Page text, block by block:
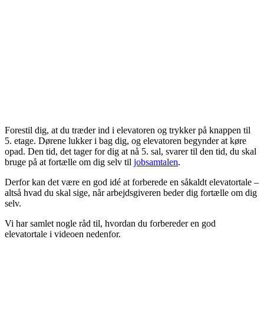
Forestil dig, at du træder ind i elevatoren og trykker på knappen til
5. etage. Dørene lukker i bag dig, og elevatoren begynder at køre
opad. Den tid, det tager for dig at nå 5. sal, svarer til den tid, du skal
bruge på at fortælle om dig selv til jobsamtalen.
Derfor kan det være en god idé at forberede en såkaldt elevatortale –
altså hvad du skal sige, når arbejdsgiveren beder dig fortælle om dig
selv.
Vi har samlet nogle råd til, hvordan du forbereder en god
elevatortale i videoen nedenfor.